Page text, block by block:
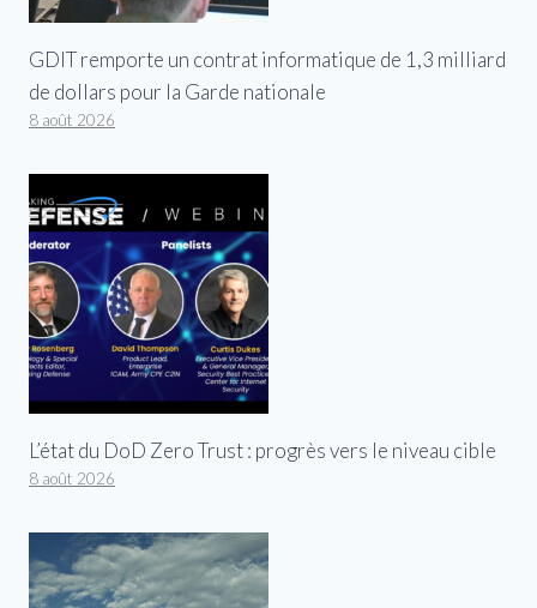
GDIT remporte un contrat informatique de 1,3 milliard
de dollars pour la Garde nationale
8 août 2026
L’état du DoD Zero Trust : progrès vers le niveau cible
8 août 2026